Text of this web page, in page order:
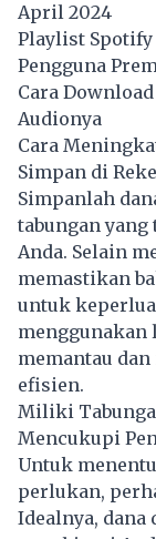
April 2024
Playlist
Pengguna
Cara
Audionya
Cara
Simpan di
Simpanlah
tabungan
Anda. Selain
memastikan
untuk
menggunakan
memantau
efisien.
Miliki
Mencukupi
Untuk
perlukan,
Idealnya,